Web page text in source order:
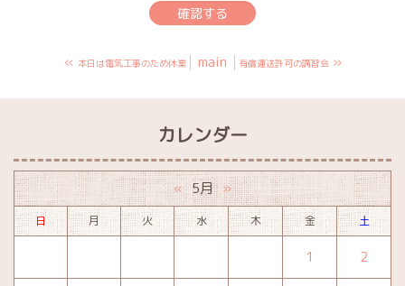
« 本日は電気工事のため休業 main 有償運送許可の講習会»
カレンダー
« 5月 »
日 月 火 水 木 金 土
1 2